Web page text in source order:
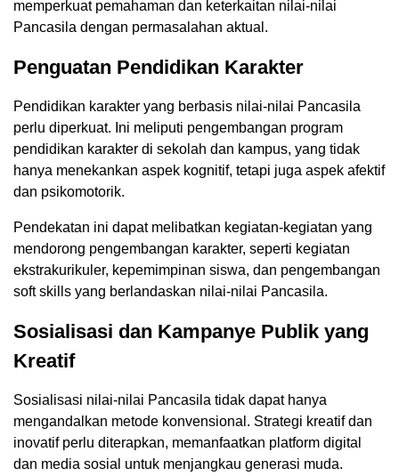
memperkuat pemahaman dan keterkaitan nilai-nilai
Pancasila dengan permasalahan aktual.
Penguatan Pendidikan Karakter
Pendidikan karakter yang berbasis nilai-nilai Pancasila
perlu diperkuat. Ini meliputi pengembangan program
pendidikan karakter di sekolah dan kampus, yang tidak
hanya menekankan aspek kognitif, tetapi juga aspek afektif
dan psikomotorik.
Pendekatan ini dapat melibatkan kegiatan-kegiatan yang
mendorong pengembangan karakter, seperti kegiatan
ekstrakurikuler, kepemimpinan siswa, dan pengembangan
soft skills yang berlandaskan nilai-nilai Pancasila.
Sosialisasi dan Kampanye Publik yang
Kreatif
Sosialisasi nilai-nilai Pancasila tidak dapat hanya
mengandalkan metode konvensional. Strategi kreatif dan
inovatif perlu diterapkan, memanfaatkan platform digital
dan media sosial untuk menjangkau generasi muda.